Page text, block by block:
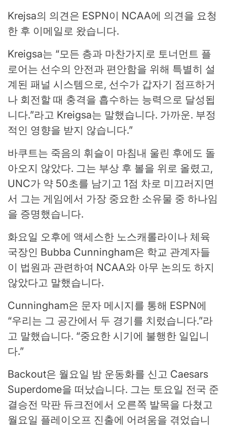
Krejsa의 의견은 ESPN이 NCAA에 의견을 요청
한 후 이메일로 왔습니다.
Kreigsa는 “모든 층과 마찬가지로 토너먼트 플
로어는 선수의 안전과 편안함을 위해 특별히 설
계된 패널 시스템으로, 선수가 갑자기 점프하거
나 회전할 때 충격을 흡수하는 능력으로 달성됩
니다.”라고 Kreigsa는 말했습니다. 가까운. 부정
적인 영향을 받지 않습니다.”
바쿠트는 죽음의 휘슬이 마침내 울린 후에도 돌
아오지 않았다. 그는 부상 후 볼을 위로 올렸고,
UNC가 약 50초를 남기고 1점 차로 미끄러지면
서 그는 게임에서 가장 중요한 소유물 중 하나임
을 증명했습니다.
화요일 오후에 액세스한 노스캐롤라이나 체육
국장인 Bubba Cunningham은 학교 관계자들
이 법원과 관련하여 NCAA와 아무 논의도 하지
않았다고 말했습니다.
Cunningham은 문자 메시지를 통해 ESPN에
“우리는 그 공간에서 두 경기를 치렀습니다.”라
고 말했습니다. “중요한 시기에 불행한 일입니
다.”
Backout은 월요일 밤 운동화를 신고 Caesars
Superdome을 떠났습니다. 그는 토요일 전국 준
결승전 막판 듀크전에서 오른쪽 발목을 다쳤고
월요일 플레이오프 진출에 어려움을 겪었습니